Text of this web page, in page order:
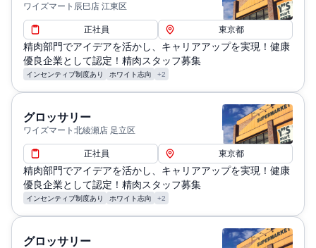
ワイズマート辰巳店 江東区
正社員 東京都
精肉部門でアイデアを活かし、キャリアアップを実現！健康
優良企業として認定！精肉スタッフ募集
インセンティブ制度あり ホワイト志向 +2
グロッサリー
ワイズマート北綾瀬店 足立区
正社員 東京都
精肉部門でアイデアを活かし、キャリアアップを実現！健康
優良企業として認定！精肉スタッフ募集
インセンティブ制度あり ホワイト志向 +2
グロッサリー